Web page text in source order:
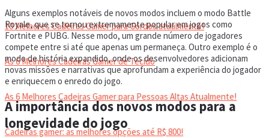
10 Melhores Cadeiras Gamer para Gordos atualmente!
As 6 Melhores Cadeiras Gamer de Tecido
As 6 Melhores Cadeiras Gamer para Pessoas Altas Atualmente!
Cadeiras gamer: as melhores opções até R$ 800!
Alguns exemplos notáveis de novos modos incluem o modo Battle
Royale, que se tornou extremamente popular em jogos como
Fortnite e PUBG. Nesse modo, um grande número de jogadores
compete entre si até que apenas um permaneça. Outro exemplo é o
modo de história expandido, onde os desenvolvedores adicionam
novas missões e narrativas que aprofundam a experiência do jogador
e enriquecem o enredo do jogo.
A importância dos novos modos para a
longevidade do jogo